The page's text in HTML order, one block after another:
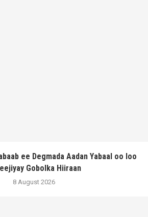
ee Degmada Aadan Yabaal oo loo
Gobolka Hiiraan
8 August 2026